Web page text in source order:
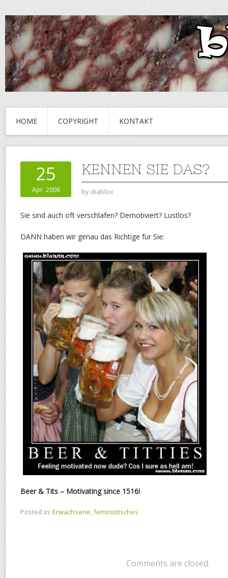
HOME COPYRIGHT KONTAKT
25
Apr. 2008
KENNEN SIE DAS?
by diablox
Sie sind auch oft verschlafen? Demotiviert? Lustlos?
DANN haben wir genau das Richtige für Sie:
Beer & Tits – Motivating since 1516!
Posted in: Erwachsene,feministisches
Comments are closed.